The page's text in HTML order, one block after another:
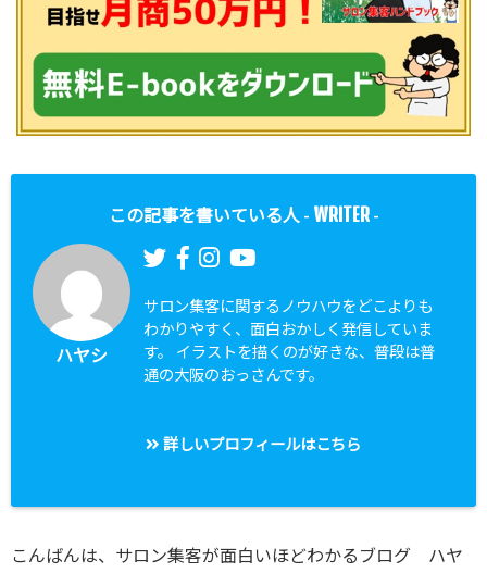
この記事を書いている人 - WRITER-
ハヤシ
サロン集客に関するノウハウをどこよりも
わかりやすく、面白おかしく発信していま
す。 イラストを描くのが好きな、普段は普
通の大阪のおっさんです。
詳しいプロフィールはこちら
こんばんは、サロン集客が面白いほどわかるブログ ハヤ